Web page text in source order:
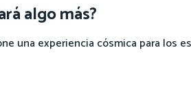
algo más?
una experiencia cósmica para los